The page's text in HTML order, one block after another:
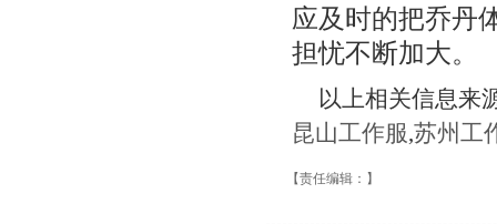
应及时的把乔丹
担忧不断加大。
以上相关信息来
昆山工作服,苏州工
【责任编辑： 】